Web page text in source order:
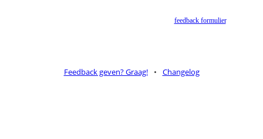
feedback formulier.
Feedback geven? Graag! • Changelog